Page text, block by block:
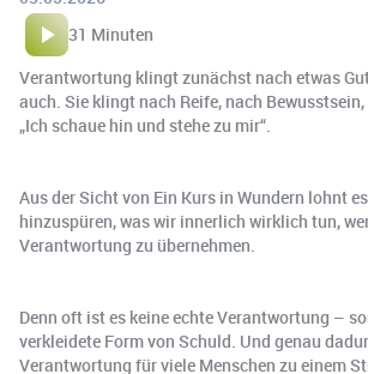
31 Minuten
Verantwortung klingt zunächst nach etwas
auch. Sie klingt nach Reife, nach
„Ich schaue hin und stehe zu mir“.
Aus der Sicht von Ein Kurs in Wundern lohnt
hinzuspüren, was wir innerlich wirklich tun,
Verantwortung zu übernehmen.
Denn oft ist es keine echte Verantwortung –
verkleidete Form von Schuld. Und genau
Verantwortung für viele Menschen zu einem